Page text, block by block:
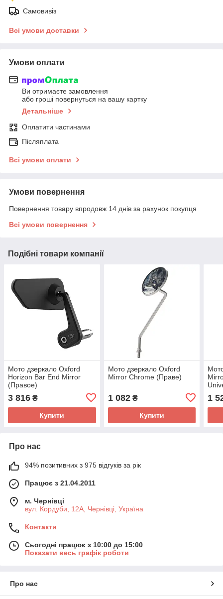
Самовивіз
Всі умови доставки
Умови оплати
Ви отримаєте замовлення
або гроші повернуться на вашу картку
Детальніше
Оплатити частинами
Післяплата
Всі умови оплати
Умови повернення
Повернення товару впродовж 14 днів за рахунок покупця
Всі умови повернення
Подібні товари компанії
Мото дзеркало Oxford
Horizon Bar End Mirror
(Правое)
3 816 ₴
Купити
Мото дзеркало Oxford
Mirror Chrome (Праве)
1 082₴
Купити
1
Про нас
94% позитивних з 975 відгуків за рік
Працює з 21.04.2011
м. Чернівці
вул. Кордуби, 12А, Чернівці, Україна
Контакти
Сьогодні працює з 10:00 до 15:00
Показати весь графік роботи
Про нас